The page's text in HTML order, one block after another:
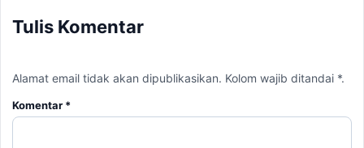
Tulis Komentar